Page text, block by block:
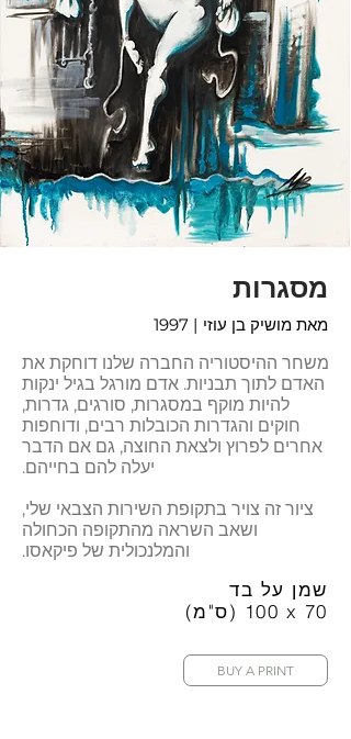
מסגרות
מאת מושיק בן עוזי | 1997
משחר ההיסטוריה החברה שלנו דוחקת את
האדם לתוך תבניות. אדם מורגל בגיל ינקות
להיות מוקף במסגרות, סורגים, גדרות,
חוקים והגדרות הכובלות רבים, ודוחפות
אחרים לפרוץ ולצאת החוצה, גם אם הדבר
יעלה להם בחייהם.
ציור זה צויר בתקופת השירות הצבאי שלי,
ושאב השראה מהתקופה הכחולה
והמלנכולית של פיקאסו.
שמן על בד
(ס"מ) 100 x 70
BUY A PRINT